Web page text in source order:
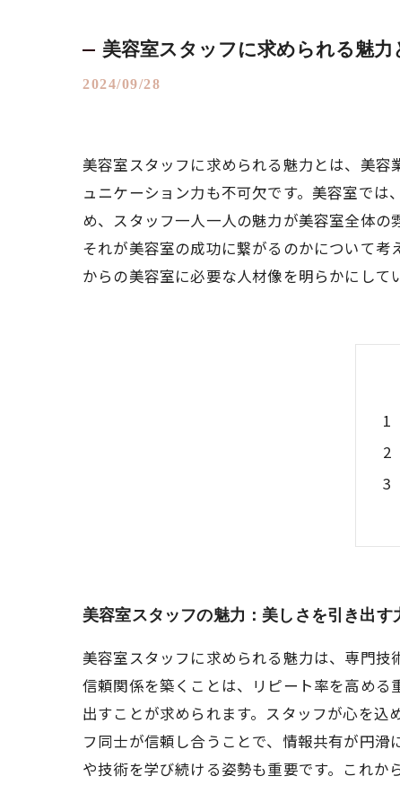
美容室スタッフに求められる魅力
2024/09/28
美容室スタッフに求められる魅力とは、美
ュニケーション力も不可欠です。美容室で
め、スタッフ一人一人の魅力が美容室全体
それが美容室の成功に繋がるのかについて
からの美容室に必要な人材像を明らかにして
美容室スタッフの魅力：美しさを引き出す
美容室スタッフに求められる魅力は、専門
信頼関係を築くことは、リピート率を高め
出すことが求められます。スタッフが心を込
フ同士が信頼し合うことで、情報共有が円
や技術を学び続ける姿勢も重要です。これ